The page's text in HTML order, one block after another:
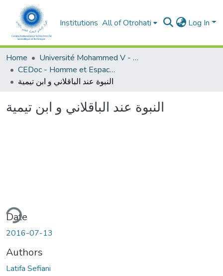
Institutions All of Otrohati Log In
Home
Université Mohammed V - Rabat
CEDoc - Homme et Espace dans le Monde Méditerranéen
النبوة عند الباقلاني و ابن تيمية
النبوة عند الباقلاني و ابن تيمية
Date
2016-07-13
Authors
Latifa Sefiani